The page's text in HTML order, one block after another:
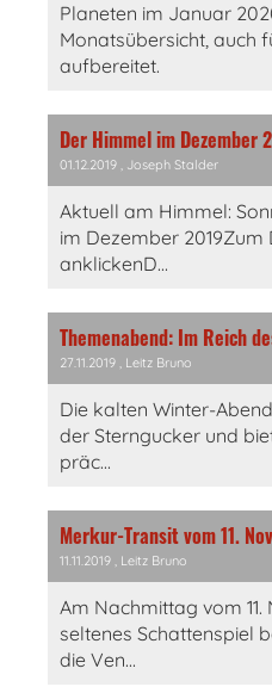
Planeten im Januar
Monatsübersicht, auch
aufbereitet.
Der Himmel im Dezember
01.12.2019 , Joseph Stalder
Aktuell am Himmel:
im Dezember
anklickenD...
Themenabend: Im Reich
27.11.2019 , Leitz Bruno
Die kalten Winter-
der Sterngucker und
präc...
Merkur-Transit vom 11.
11.11.2019 , Leitz Bruno
Am Nachmittag vom
seltenes Schattenspiel
die Ven...